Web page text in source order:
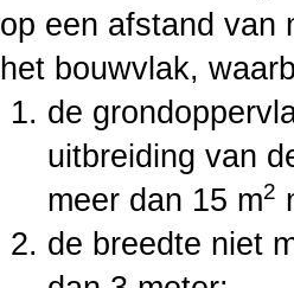
op een afstand van
het bouwvlak,
de
uitbreiding van
meer dan 15 m2
de breedte niet